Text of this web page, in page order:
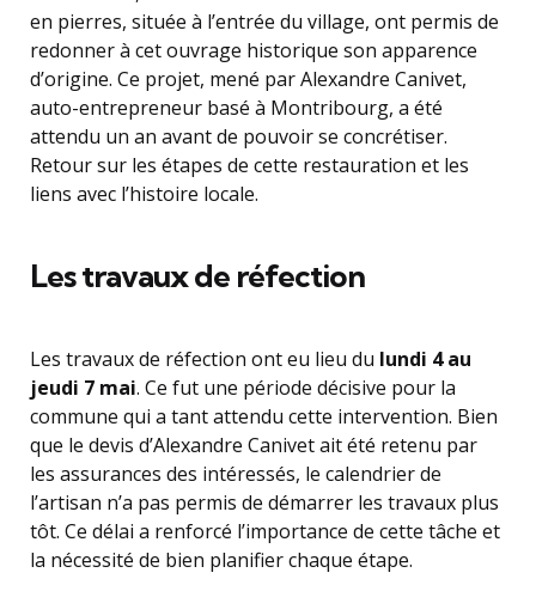
en pierres, située à l’entrée du village, ont permis de
redonner à cet ouvrage historique son apparence
d’origine. Ce projet, mené par Alexandre Canivet,
auto-entrepreneur basé à Montribourg, a été
attendu un an avant de pouvoir se concrétiser.
Retour sur les étapes de cette restauration et les
liens avec l’histoire locale.
Les travaux de réfection
Les travaux de réfection ont eu lieu du lundi 4 au
jeudi 7 mai. Ce fut une période décisive pour la
commune qui a tant attendu cette intervention. Bien
que le devis d’Alexandre Canivet ait été retenu par
les assurances des intéressés, le calendrier de
l’artisan n’a pas permis de démarrer les travaux plus
tôt. Ce délai a renforcé l’importance de cette tâche et
la nécessité de bien planifier chaque étape.